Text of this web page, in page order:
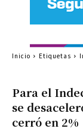
Para el
se
cerró en 2%
Inicio Etiquetas